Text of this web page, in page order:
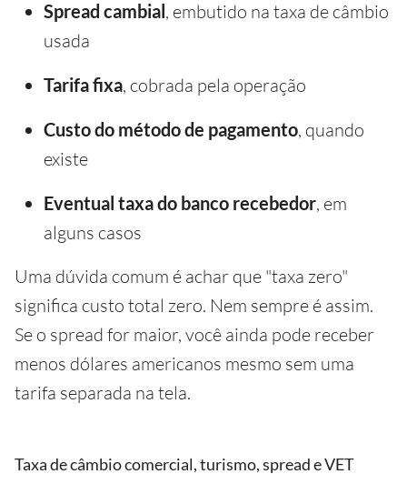
Spread cambial, embutido na taxa de câmbio
usada
Tarifa fixa, cobrada pela operação
Custo do método de pagamento, quando
existe
Eventual taxa do banco recebedor, em
alguns casos
Uma dúvida comum é achar que "taxa zero"
significa custo total zero. Nem sempre é assim.
Se o spread for maior, você ainda pode receber
menos dólares americanos mesmo sem uma
tarifa separada na tela.
Taxa de câmbio comercial, turismo, spread e VET